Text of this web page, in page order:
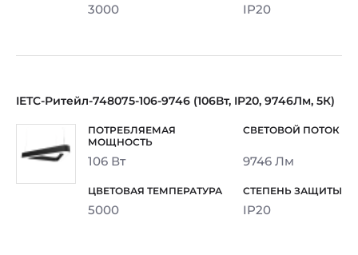
3000 IP20
IETC-Ритейл-748075-106-9746 (106Вт, IP20, 9746Лм, 5К)
106 Вт 9746 Лм
5000 IP20